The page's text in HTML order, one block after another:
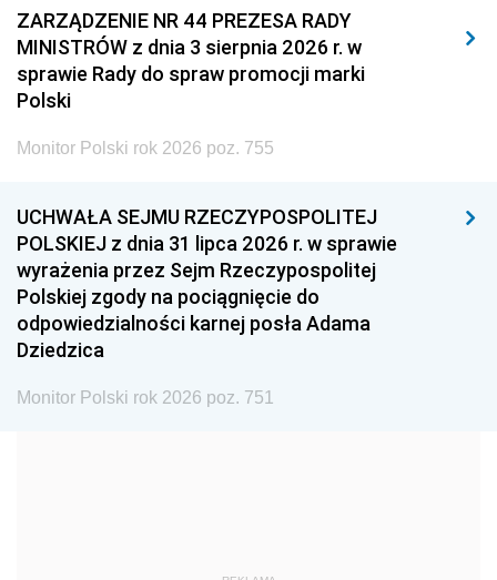
2011 2010 2009
2008 2007 2006
2005
1996 1995 1994
1993 1992 1991
1990 1989
1987 1986 1985
1968
ZARZĄDZENIE NR 44 PREZESA RADY
MINISTRÓW z dnia 3 sierpnia 2026 r. w
sprawie Rady do spraw promocji marki
Polski
Monitor Polski rok 2026 poz. 755
UCHWAŁA SEJMU RZECZYPOSPOLITEJ
POLSKIEJ z dnia 31 lipca 2026 r. w sprawie
wyrażenia przez Sejm Rzeczypospolitej
Polskiej zgody na pociągnięcie do
odpowiedzialności karnej posła Adama
Dziedzica
Monitor Polski rok 2026 poz. 751